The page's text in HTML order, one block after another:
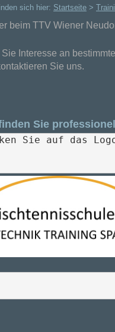
sich hier: Startseite >
beim TTV Wiener
Interesse an
Sie uns.
Sie
Sie auf das